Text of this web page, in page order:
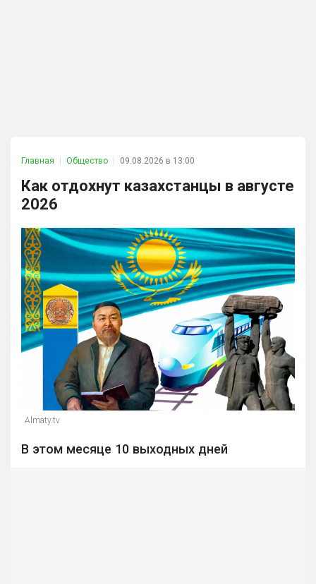
Главная Общество 09.08.2026 в 13:00
Как отдохнут казахстанцы в августе
2026
Almaty.tv
В этом месяце 10 выходных дней